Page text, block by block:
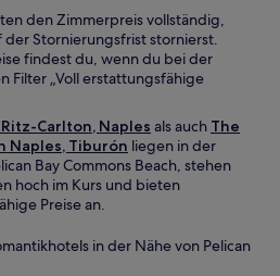
den Zimmerpreis vollständig,
der Stornierungsfrist stornierst.
findest du, wenn du bei der
Filter „Voll erstattungsfähige
Carlton, Naples als auch The
Naples, Tiburón liegen in der
Bay Commons Beach, stehen
hoch im Kurs und bieten
Preise an.
in der Nähe von Pelican